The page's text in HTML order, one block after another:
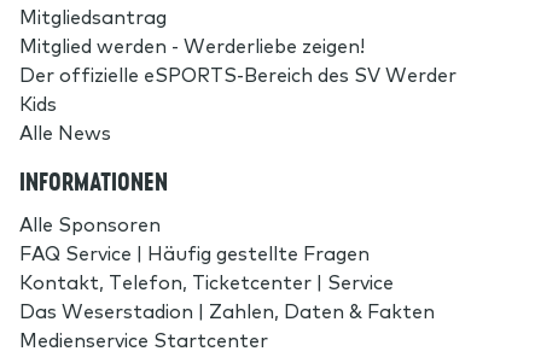
Mitgliedsantrag
Mitglied werden - Werderliebe zeigen!
Der offizielle eSPORTS-Bereich des SV Werder
Kids
Alle News
INFORMATIONEN
Alle Sponsoren
FAQ Service | Häufig gestellte Fragen
Kontakt, Telefon, Ticketcenter | Service
Das Weserstadion | Zahlen, Daten & Fakten
Medienservice Startcenter